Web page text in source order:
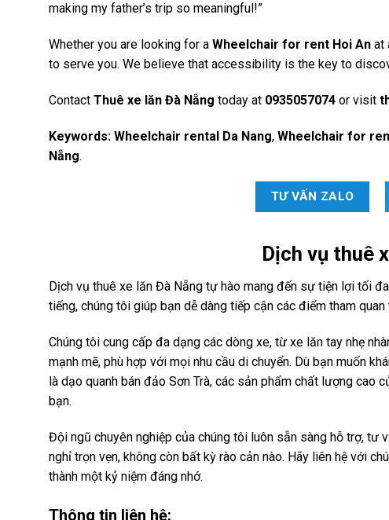
making my father’s trip so meaningful!”
Whether you are looking for a Wheelchair for rent Hoi An at
to serve you. We believe that accessibility is the key to
Contact Thuê xe lăn Đà Nẵng today at 0935057074 or visit
Keywords: Wheelchair rental Da Nang, Wheelchair for
Nẵng.
TƯ VẤN ZALO
Dịch vụ thuê
Dịch vụ thuê xe lăn Đà Nẵng tự hào mang đến sự tiện lợi tối
tiếng, chúng tôi giúp bạn dễ dàng tiếp cận các điểm tham quan
Chúng tôi cung cấp đa dạng các dòng xe, từ xe lăn tay nhẹ
mạnh mẽ, phù hợp với mọi nhu cầu di chuyển. Dù bạn muốn
là dạo quanh bán đảo Sơn Trà, các sản phẩm chất lượng
bạn.
Đội ngũ chuyên nghiệp của chúng tôi luôn sẵn sàng hỗ trợ, tư
nghỉ trọn vẹn, không còn bất kỳ rào cản nào. Hãy liên hệ với
thành một kỷ niệm đáng nhớ.
Thông tin liên hệ: